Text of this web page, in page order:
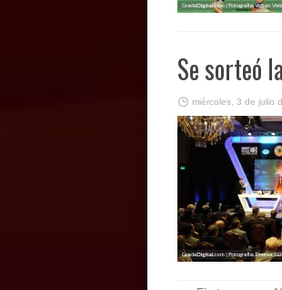
Se sorteó
miércoles, 3 de julio